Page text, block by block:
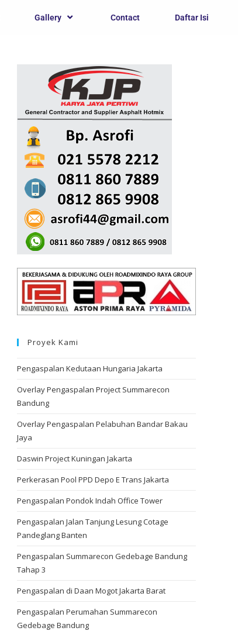
Gallery Contact Daftar Isi
Proyek Kami
Pengaspalan Kedutaan Hungaria Jakarta
Overlay Pengaspalan Project Summarecon
Bandung
Overlay Pengaspalan Pelabuhan Bandar Bakau
Jaya
Daswin Project Kuningan Jakarta
Perkerasan Pool PPD Depo E Trans Jakarta
Pengaspalan Pondok Indah Office Tower
Pengaspalan Jalan Tanjung Lesung Cotage
Pandeglang Banten
Pengaspalan Summarecon Gedebage Bandung
Tahap 3
Pengaspalan di Daan Mogot Jakarta Barat
Pengaspalan Perumahan Summarecon
Gedebage Bandung